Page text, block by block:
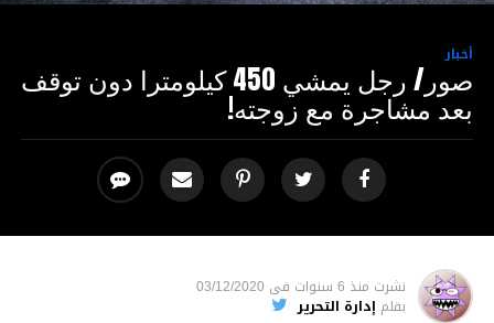
أخبار
صور/ رجل يمشي 450 كيلومترا دون توقف
بعد مشاجرة مع زوجته!
نشرت منذ 6 سنوات فى 03/12/2020
بقلم إدارة التحرير